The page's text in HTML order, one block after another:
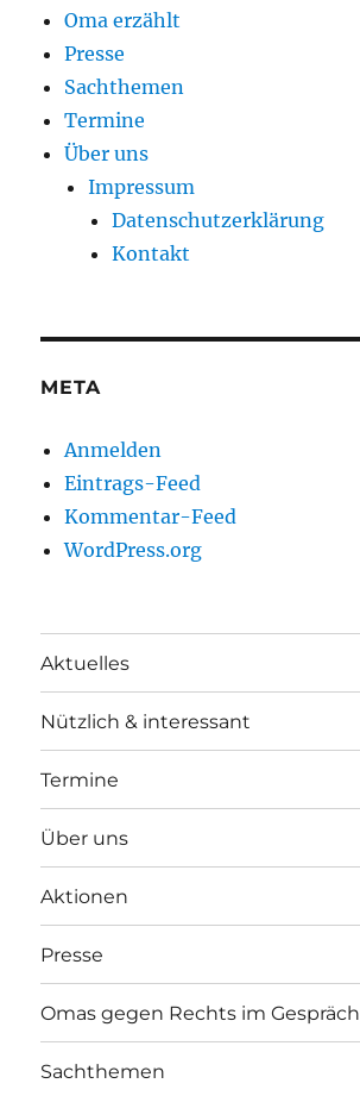
Oma erzählt
Presse
Sachthemen
Termine
Über uns
Impressum
Datenschutzerklärung
Kontakt
META
Anmelden
Eintrags-Feed
Kommentar-Feed
WordPress.org
Aktuelles
Nützlich & interessant
Termine
Über uns
Aktionen
Presse
Omas gegen Rechts im Gespräch
Sachthemen